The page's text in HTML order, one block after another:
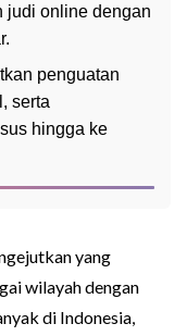
judi online dengan
penguatan
serta
hingga ke
yang
wilayah dengan
di Indonesia,